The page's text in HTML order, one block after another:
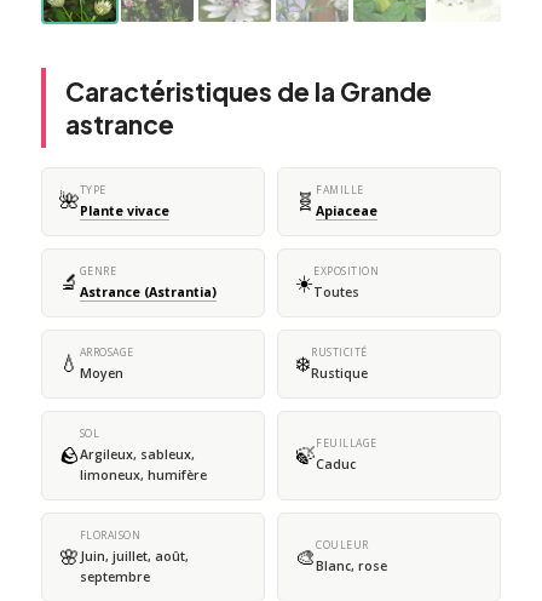
Caractéristiques de la Grande
astrance
🌺TYPE
Plante vivace 🧬 FAMILLE
Apiaceae
🔬 GENRE
Astrance (Astrantia) ☀️EXPOSITION
Toutes
💧 ARROSAGE
Moyen ❄️RUSTICITÉ
Rustique
🪨
SOL
Argileux, sableux,
limoneux, humifère
🍃FEUILLAGE
Caduc
🌸
FLORAISON
Juin, juillet, août,
septembre
🎨COULEUR
Blanc, rose